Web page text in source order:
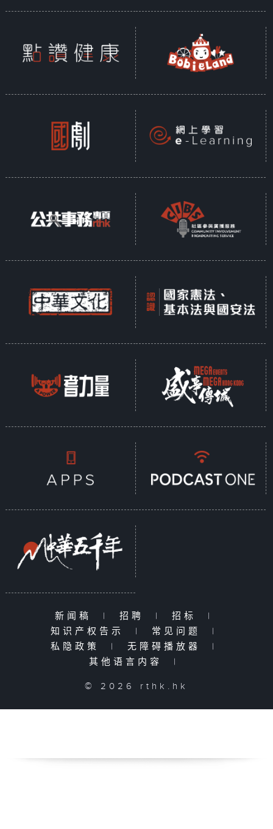
新闻稿 | 招聘 | 招标
|
知识产权告示
| 常见问题
|
私隐政策
| 无障碍播放器
|
其他语言内容
|
© 2026 rthk.hk